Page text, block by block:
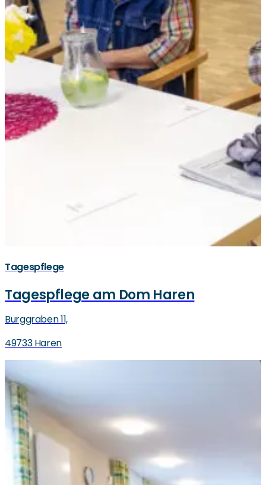
Tagespflege
Tagespflege am Dom Haren
Burggraben 11,
49733 Haren